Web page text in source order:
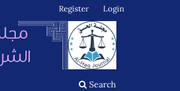
Search
Register Login